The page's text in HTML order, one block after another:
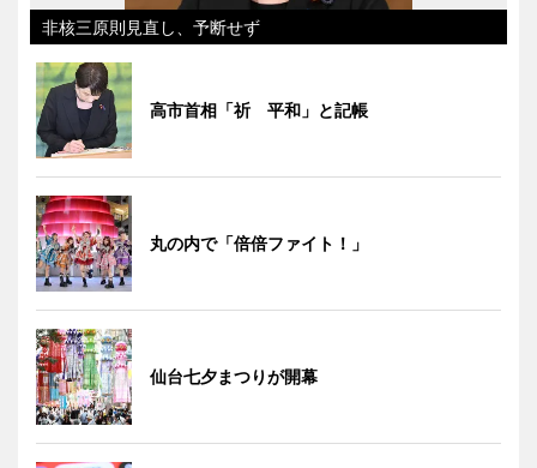
非核三原則見直し、予断せず
高市首相「祈 平和」と記帳
丸の内で「倍倍ファイト！」
仙台七夕まつりが開幕